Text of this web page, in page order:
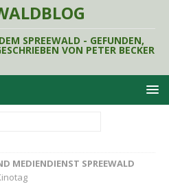
SPREEWALD - GEFUNDEN,
VON PETER BECKER
MEDIENDIENST SPREEWALD